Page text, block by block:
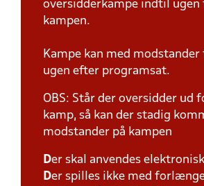
oversidderkampe indtil ugen
kampen.
Kampe kan med modstander
ugen efter programsat.
OBS: Står der oversidder ud
kamp, så kan der stadig
modstander på kampen
Der skal anvendes
Der spilles ikke med